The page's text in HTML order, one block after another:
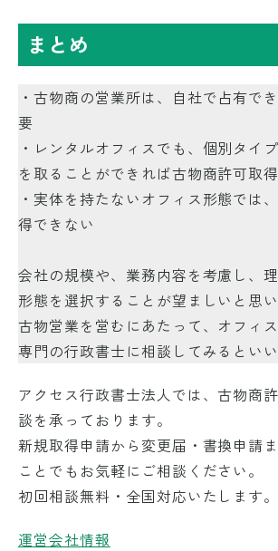
まとめ
・古物商の営業所は、自社で占有で
要
・レンタルオフィスでも、個別タイ
を取ることができれば古物商許可取
・実体を持たないオフィス形態では
得できない
会社の規模や、業務内容を考慮し、
形態を選択することが望ましいと思い
古物営業を営むにあたって、オフィ
専門の行政書士に相談してみるといい
アクセス行政書士法人では、古物商
談を承っております。
新規取得申請から変更届・書換申請
ことでもお気軽にご相談ください。
初回相談無料・全国対応いたします。
運営会社情報